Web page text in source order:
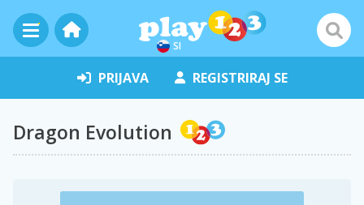
SI
PRIJAVA REGISTRIRAJ SE
Dragon Evolution